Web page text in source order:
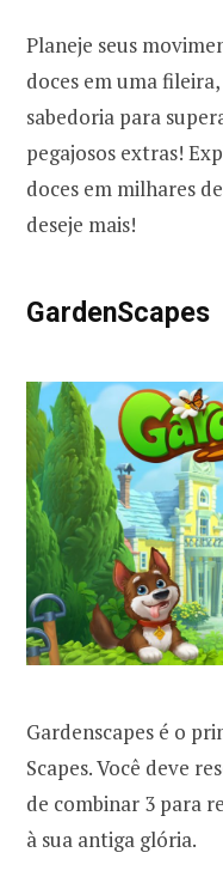
Planeje seus
doces em uma
sabedoria para
pegajosos extras!
doces em milhares
deseje mais!
GardenScapes
Gardenscapes é o
Scapes. Você deve
de combinar 3 para
à sua antiga glória.